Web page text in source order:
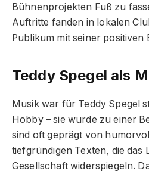
Bühnenprojekten Fuß zu
Auftritte fanden in lokalen
Publikum mit seiner positiven
Teddy Spegel als
Musik war für Teddy Spegel
Hobby – sie wurde zu einer
sind oft geprägt von
tiefgründigen Texten, die das
Gesellschaft widerspiegeln.